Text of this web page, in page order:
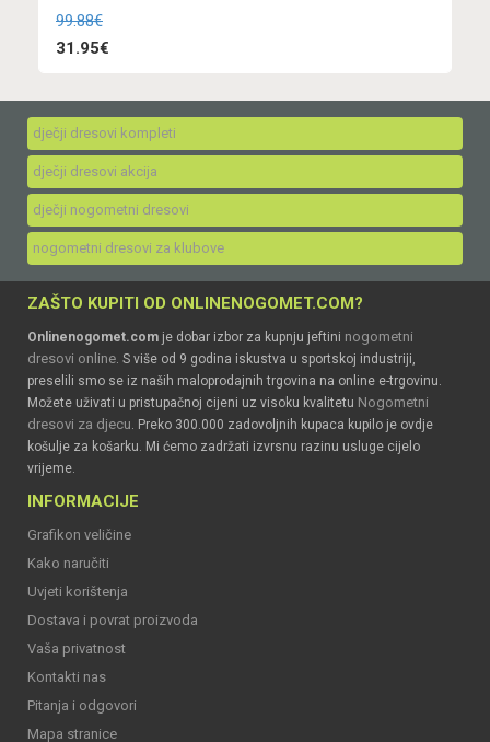
99.88€
31.95€
dječji dresovi kompleti
dječji dresovi akcija
dječji nogometni dresovi
nogometni dresovi za klubove
ZAŠTO KUPITI OD ONLINENOGOMET.COM?
Onlinenogomet.com je dobar izbor za kupnju jeftini nogometni
dresovi online. S više od 9 godina iskustva u sportskoj industriji,
preselili smo se iz naših maloprodajnih trgovina na online e-trgovinu.
Možete uživati u pristupačnoj cijeni uz visoku kvalitetu Nogometni
dresovi za djecu. Preko 300.000 zadovoljnih kupaca kupilo je ovdje
košulje za košarku. Mi ćemo zadržati izvrsnu razinu usluge cijelo
vrijeme.
INFORMACIJE
Grafikon veličine
Kako naručiti
Uvjeti korištenja
Dostava i povrat proizvoda
Vaša privatnost
Kontakti nas
Pitanja i odgovori
Mapa stranice